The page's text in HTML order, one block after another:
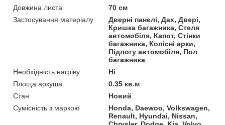
Довжина листа
70 см
Застосування матеріалу
Дверні панелі, Дах, Двері,
Кришка багажника, Стеля
автомобіля, Капот, Стінки
багажника, Колісні арки,
Підлогу автомобіля, Пол
багажника
Необхідність нагріву
Ні
Площа аркуша
0.35 кв.м
Стан
Новий
Сумісність з маркою
Honda, Daewoo, Volkswagen,
Renault, Hyundai, Nissan,